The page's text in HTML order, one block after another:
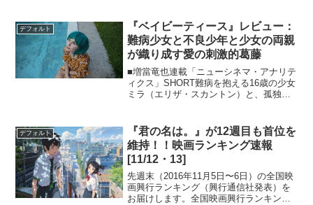
ューを敢行。映画の話から未来の...
デフォルト
『ベイビーティース』レビュー：
難病少女と不良少年と少女の両親
が織り成す愛の刺激的葛藤
■増當竜也連載「ニューシネマ・アナリテ
ィクス」SHORT難病を抱える16歳の少女
ミラ（エリザ・スカントン）と、孤独な
ないミラの母（エシー・デイヴィス）と
父（ベン・メンデ...
デフォルト
『君の名は。』が12週目も首位を
維持！！映画ランキング速報
[11/12・13]
先週末（2016年11月5日〜6日）の全国映
画興行ランキング（興行通信社発表）を
お届けします。全国映画興行ランキング1